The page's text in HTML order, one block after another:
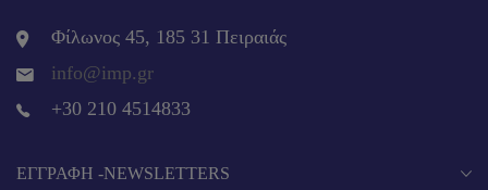
Φίλωνος 45, 185 31 Πειραιάς
info@imp.gr
+30 210 4514833
EΓΓΡΑΦΉ -NEWSLETTERS